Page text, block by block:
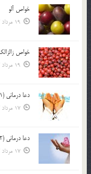
خواص آلو
19 مرداد 03
خواص
19 مرداد 03
دعا درمانی (1)
17 مرداد 03
دعا درمانی (2)
17 مرداد 03